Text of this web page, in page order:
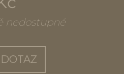
nedostupné